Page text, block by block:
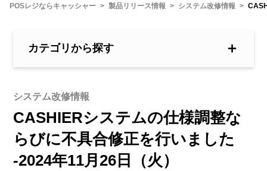
POSレジならキャッシャー > 製品リリース情報 > システム改修情報 >
カテゴリから探す ＋
システム改修情報
CASHIERシステムの仕様調整な
らびに不具合修正を行いました
-2024年11月26日（火）